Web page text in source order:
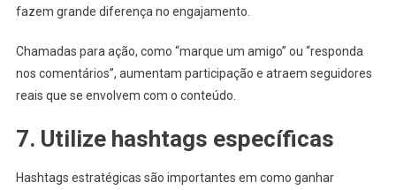
fazem grande diferença no engajamento.
Chamadas para ação, como “marque um amigo” ou “responda
nos comentários”, aumentam participação e atraem seguidores
reais que se envolvem com o conteúdo.
7. Utilize hashtags específicas
Hashtags estratégicas são importantes em como ganhar